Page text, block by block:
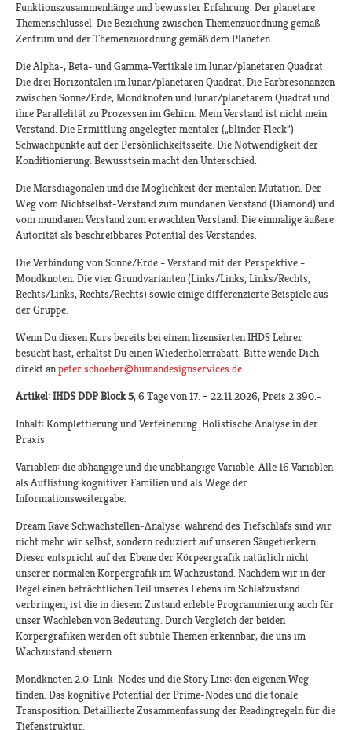
Funktionszusammenhänge und bewusster Erfahrung. Der planetare
Themenschlüssel. Die Beziehung zwischen Themenzuordnung gemäß
Zentrum und der Themenzuordnung gemäß dem Planeten.
Die Alpha-, Beta- und Gamma-Vertikale im lunar/planetaren Quadrat.
Die drei Horizontalen im lunar/planetaren Quadrat. Die Farbresonanzen
zwischen Sonne/Erde, Mondknoten und lunar/planetarem Quadrat und
ihre Parallelität zu Prozessen im Gehirn. Mein Verstand ist nicht mein
Verstand. Die Ermittlung angelegter mentaler („blinder Fleck“)
Schwachpunkte auf der Persönlichkeitsseite. Die Notwendigkeit der
Konditionierung. Bewusstsein macht den Unterschied.
Die Marsdiagonalen und die Möglichkeit der mentalen Mutation. Der
Weg vom Nichtselbst-Verstand zum mundanen Verstand (Diamond) und
vom mundanen Verstand zum erwachten Verstand. Die einmalige äußere
Autorität als beschreibbares Potential des Verstandes.
Die Verbindung von Sonne/Erde = Verstand mit der Perspektive =
Mondknoten. Die vier Grundvarianten (Links/Links, Links/Rechts,
Rechts/Links, Rechts/Rechts) sowie einige differenzierte Beispiele aus
der Gruppe.
Wenn Du diesen Kurs bereits bei einem lizensierten IHDS Lehrer
besucht hast, erhältst Du einen Wiederholerrabatt. Bitte wende Dich
direkt anpeter.schoeber@humandesignservices.de
Artikel: IHDS DDP Block 5, 6 Tage von 17. – 22.11.2026, Preis 2.390.-
Inhalt: Komplettierung und Verfeinerung. Holistische Analyse in der
Praxis
Variablen: die abhängige und die unabhängige Variable. Alle 16 Variablen
als Auflistung kognitiver Familien und als Wege der
Informationsweitergabe.
Dream Rave Schwachstellen-Analyse: während des Tiefschlafs sind wir
nicht mehr wir selbst, sondern reduziert auf unseren Säugetierkern.
Dieser entspricht auf der Ebene der Körpeergrafik natürlich nicht
unserer normalen Körpergrafik im Wachzustand. Nachdem wir in der
Regel einen beträchtlichen Teil unseres Lebens im Schlafzustand
verbringen, ist die in diesem Zustand erlebte Programmierung auch für
unser Wachleben von Bedeutung. Durch Vergleich der beiden
Körpergrafiken werden oft subtile Themen erkennbar, die uns im
Wachzustand steuern.
Mondknoten 2.0: Link-Nodes und die Story Line: den eigenen Weg
finden. Das kognitive Potential der Prime-Nodes und die tonale
Transposition. Detaillierte Zusammenfassung der Readingregeln für die
Tiefenstruktur.